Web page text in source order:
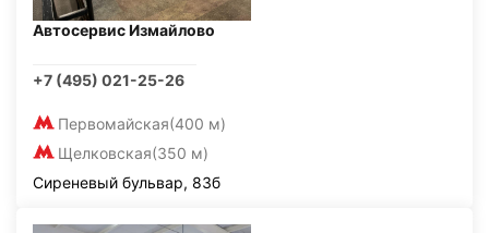
Автосервис Измайлово
+7 (495) 021-25-26
Первомайская(400 м)
Щелковская(350 м)
Сиреневый бульвар, 83б